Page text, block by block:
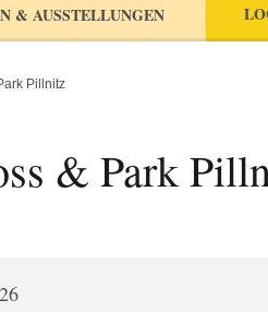
& AUSSTELLUNGEN
Pillnitz
& Park